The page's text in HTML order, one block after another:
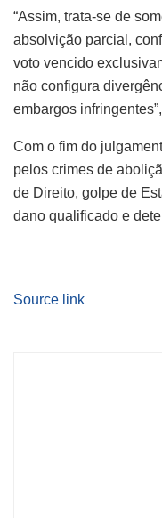
“Assim, trata-se de
absolvição parcial,
voto vencido
não configura
embargos
Com o fim do
pelos crimes de
de Direito, golpe de
dano qualificado e
Source link